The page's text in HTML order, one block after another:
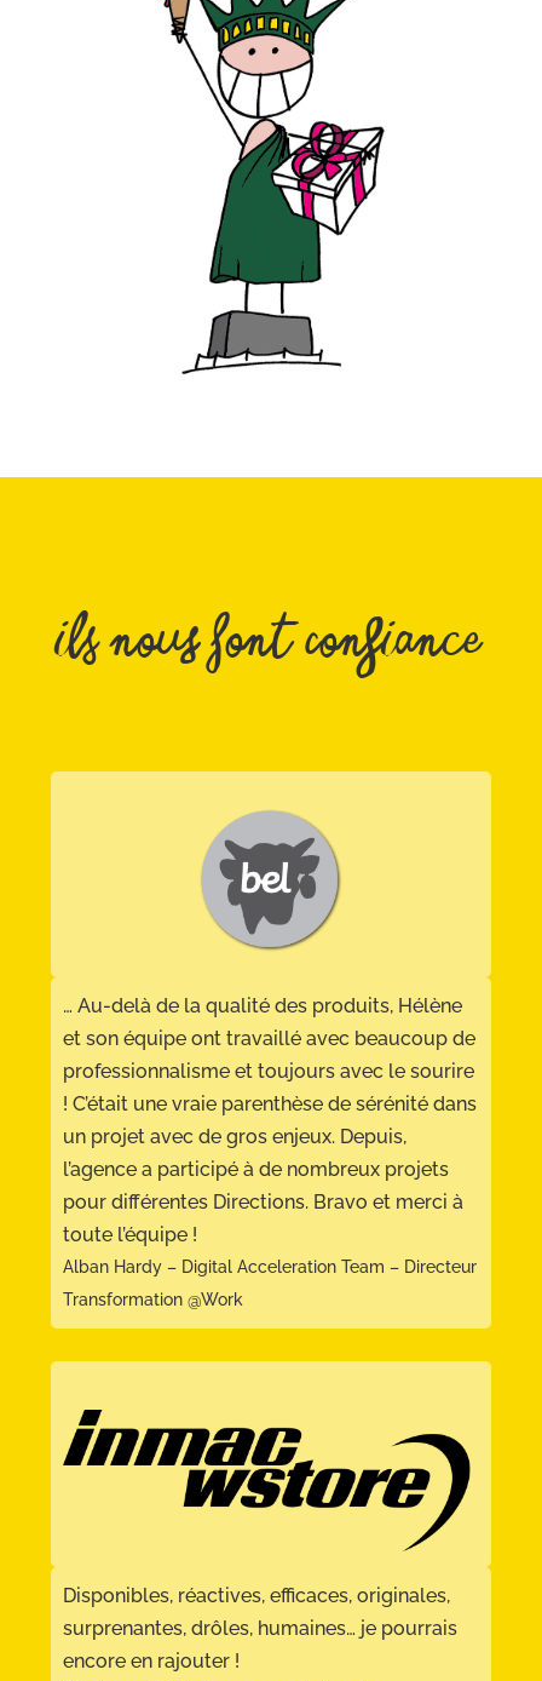
Ils nous font confiance
… Au-delà de la qualité des produits, Hélène
et son équipe ont travaillé avec beaucoup de
professionnalisme et toujours avec le sourire
! C’était une vraie parenthèse de sérénité dans
un projet avec de gros enjeux. Depuis,
l’agence a participé à de nombreux projets
pour différentes Directions. Bravo et merci à
toute l’équipe !
Alban Hardy – Digital Acceleration Team – Directeur
Transformation @Work
Disponibles, réactives, efficaces, originales,
surprenantes, drôles, humaines… je pourrais
encore en rajouter !